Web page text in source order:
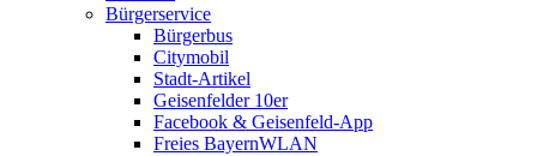
Bürgerservice
Bürgerbus
Citymobil
Stadt-Artikel
Geisenfelder 10er
Facebook & Geisenfeld-App
Freies BayernWLAN